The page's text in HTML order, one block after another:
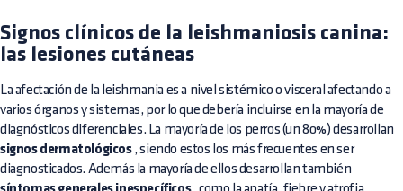
Signos clínicos de la leishmaniosis canina:
las lesiones cutáneas
La afectación de la leishmania es a nivel sistémico o visceral afectando a
varios órganos y sistemas, por lo que debería incluirse en la mayoría de
diagnósticos diferenciales. La mayoría de los perros (un 80%) desarrollan
signos dermatológicos, siendo estos los más frecuentes en ser
diagnosticados. Además la mayoría de ellos desarrollan también